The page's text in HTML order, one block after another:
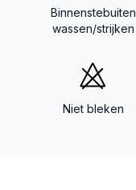
Binnenstebuiten
wassen/strijken
Niet bleken